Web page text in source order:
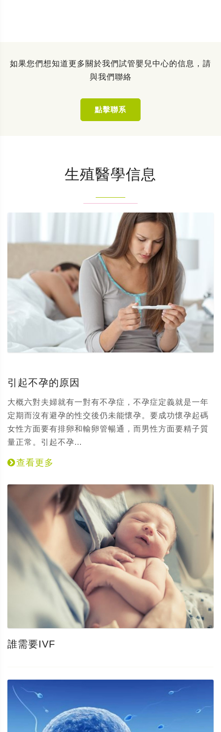
如果您們想知道更多關於我們試管嬰兒中心的信息，請
與我們聯絡
點擊聯系
生殖醫學信息
引起不孕的原因
大概六對夫婦就有一對有不孕症，不孕症定義就是一年
定期而沒有避孕的性交後仍未能懷孕。要成功懷孕起碼
女性方面要有排卵和輸卵管暢通，而男性方面要精子質
量正常。引起不孕...
查看更多
誰需要IVF